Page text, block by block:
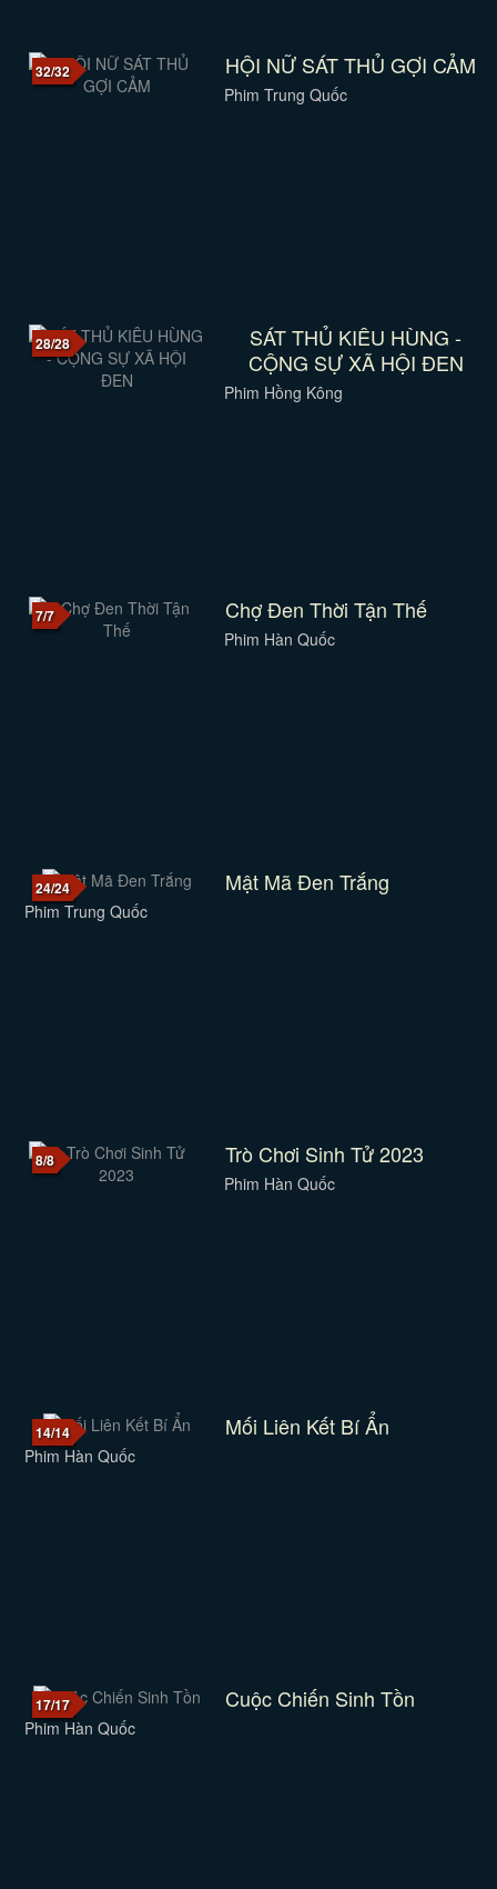
32/32 HỘI NỮ SÁT THỦ GỢI CẢM
Phim Trung Quốc
28/28
SÁT THỦ KIÊU HÙNG -
CỘNG SỰ XÃ HỘI ĐEN
Phim Hồng Kông
7/7 Chợ Đen Thời Tận Thế
Phim Hàn Quốc
24/24 Mật Mã Đen Trắng
Phim Trung Quốc
8/8 Trò Chơi Sinh Tử 2023
Phim Hàn Quốc
14/14 Mối Liên Kết Bí Ẩn
Phim Hàn Quốc
17/17 Cuộc Chiến Sinh Tồn
Phim Hàn Quốc